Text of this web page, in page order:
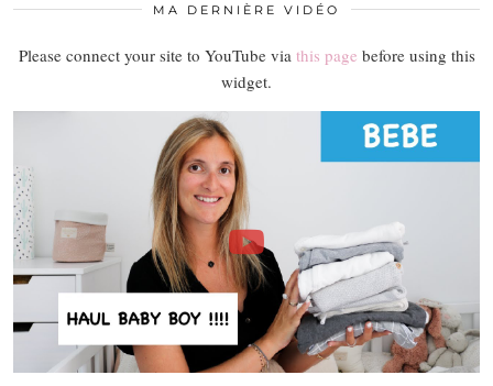
MA DERNIÈRE VIDÉO
Please connect your site to YouTube via this page before using this
widget.